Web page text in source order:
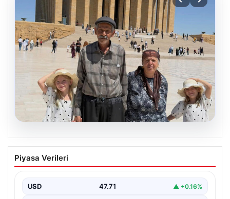
05.08.2026
Yıldırım ailesinin 34 yıllık mucizesi:
Anıtkabir hayali gerçek oldu
Zeynep Yıldırım (59), tam 34 yıl boyunca…
Piyasa Verileri
USD 47.71 ▲ +0.16%